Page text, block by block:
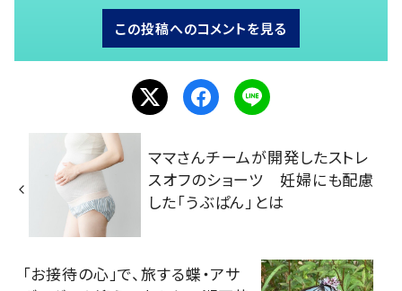
この投稿へのコメントを見る
ママさんチームが開発したストレ
スオフのショーツ 妊婦にも配慮
した「うぶぱん」とは
「お接待の心」で、旅する蝶・アサ